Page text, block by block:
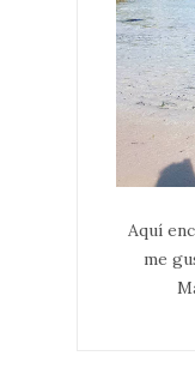
Aquí
me